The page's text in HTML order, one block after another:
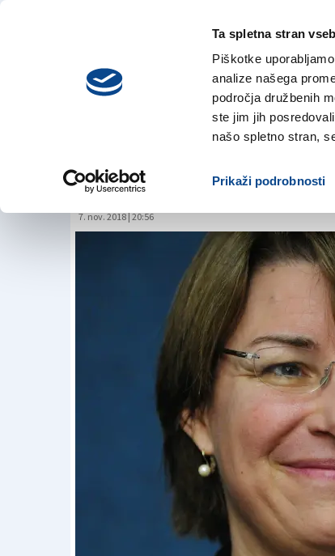
Ta spletna stran
Piškotke
analize našega
področja družbenih
ste jim jih
našo spletno stran,
Prikaži podrobnosti
četrtek,
6. avgusta 2026
Ameriški
družino
7. nov. 2018 | 20:56